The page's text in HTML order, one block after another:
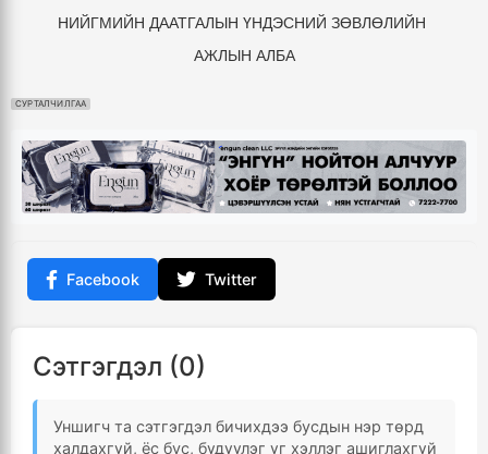
НИЙГМИЙН ДААТГАЛЫН ҮНДЭСНИЙ ЗӨВЛӨЛИЙН
АЖЛЫН АЛБА
СУРТАЛЧИЛГАА
Facebook Twitter
Сэтгэгдэл (0)
Уншигч та сэтгэгдэл бичихдээ бусдын нэр төрд
халдахгүй, ёс бус, бүдүүлэг үг хэллэг ашиглахгүй